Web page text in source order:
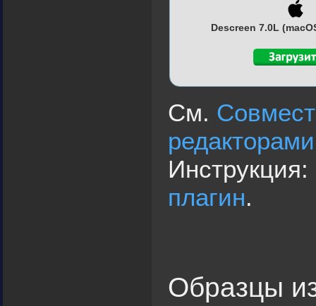
Descreen 7.0L
См.
редакторами
Инструкция:
плагин.
Образцы